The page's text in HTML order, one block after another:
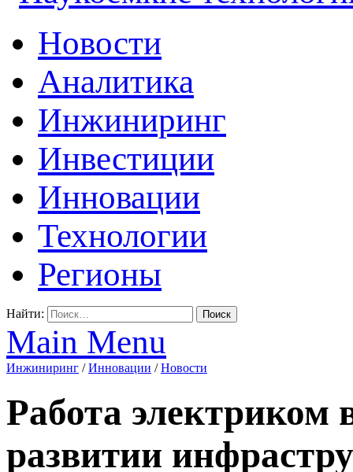
Наукоёмкие технологии: инжиниринг, инвестиции, инновации
Новости
Аналитика
Инжиниринг
Инвестиции
Инновации
Технологии
Регионы
Найти:
Main Menu
Инжиниринг /Инновации /Новости
Работа электриком
развитии